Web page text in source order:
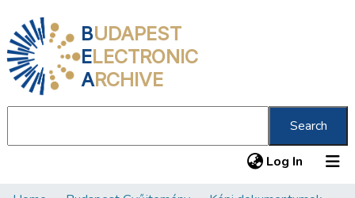
BUDAPEST
ELECTRONIC
ARCHIVE
Search
Log In (current)